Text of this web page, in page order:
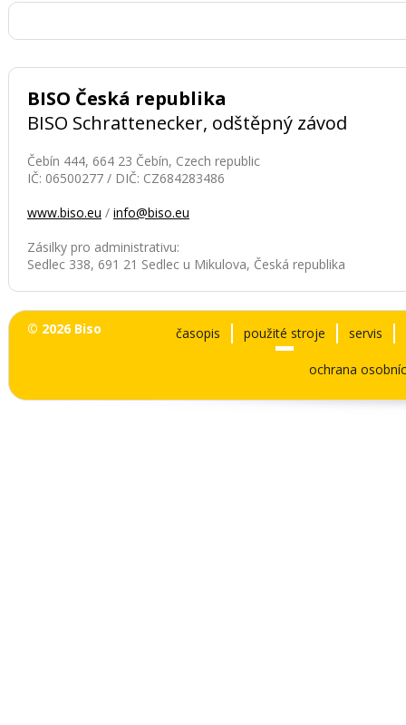
BISO Česká republika
BISO Schrattenecker, odštěpný závod
Čebín 444, 664 23 Čebín, Czech republic
IČ: 06500277 / DIČ: CZ684283486
www.biso.eu / info@biso.eu
Zásilky pro administrativu:
Sedlec 338, 691 21 Sedlec u Mikulova, Česká republika
© 2026 Biso časopis použité stroje servis
ochrana